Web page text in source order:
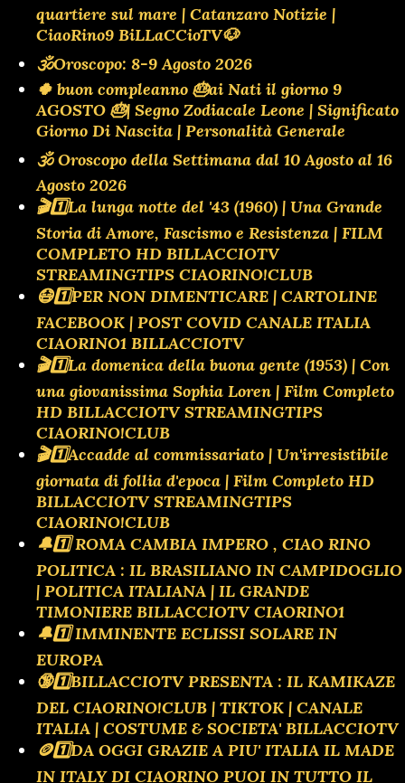
quartiere sul mare | Catanzaro Notizie |
CiaoRino9 BiLLaCCioTV🐶
🕉Oroscopo: 8-9 Agosto 2026
🍀 buon compleanno 🎂ai Nati il giorno 9
AGOSTO 🎂| Segno Zodiacale Leone | Significato
Giorno Di Nascita | Personalità Generale
🕉 Oroscopo della Settimana dal 10 Agosto al 16
Agosto 2026
🎬1️⃣La lunga notte del '43 (1960) | Una Grande
Storia di Amore, Fascismo e Resistenza | FILM
COMPLETO HD BILLACCIOTV
STREAMINGTIPS CIAORINO!CLUB
😷1️⃣PER NON DIMENTICARE | CARTOLINE
FACEBOOK | POST COVID CANALE ITALIA
CIAORINO1 BILLACCIOTV
🎬1️⃣La domenica della buona gente (1953) | Con
una giovanissima Sophia Loren | Film Completo
HD BILLACCIOTV STREAMINGTIPS
CIAORINO!CLUB
🎬1️⃣Accadde al commissariato | Un'irresistibile
giornata di follia d'epoca | Film Completo HD
BILLACCIOTV STREAMINGTIPS
CIAORINO!CLUB
🔔1️⃣ ROMA CAMBIA IMPERO , CIAO RINO
POLITICA : IL BRASILIANO IN CAMPIDOGLIO
| POLITICA ITALIANA | IL GRANDE
TIMONIERE BILLACCIOTV CIAORINO1
🔔1️⃣ IMMINENTE ECLISSI SOLARE IN
EUROPA
🔞1️⃣BILLACCIOTV PRESENTA : IL KAMIKAZE
DEL CIAORINO!CLUB | TIKTOK | CANALE
ITALIA | COSTUME & SOCIETA' BILLACCIOTV
🪙1️⃣DA OGGI GRAZIE A PIU' ITALIA IL MADE
IN ITALY DI CIAORINO PUOI IN TUTTO IL